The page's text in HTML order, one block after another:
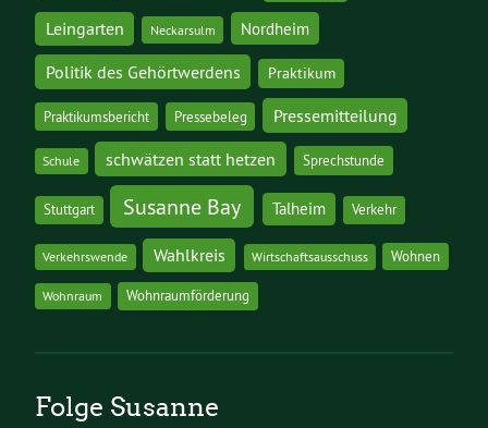
Leingarten Neckarsulm Nordheim
Politik des Gehörtwerdens Praktikum
Praktikumsbericht Pressebeleg Pressemitteilung
Schule schwätzen statt hetzen Sprechstunde
Stuttgart Susanne Bay Talheim Verkehr
Verkehrswende Wahlkreis Wirtschaftsausschuss Wohnen
Wohnraum Wohnraumförderung
Folge Susanne